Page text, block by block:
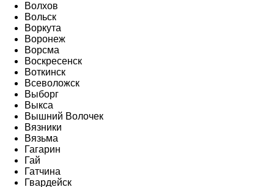
Волхов
Вольск
Воркута
Воронеж
Ворсма
Воскресенск
Воткинск
Всеволожск
Выборг
Выкса
Вышний Волочек
Вязники
Вязьма
Гагарин
Гай
Гатчина
Гвардейск